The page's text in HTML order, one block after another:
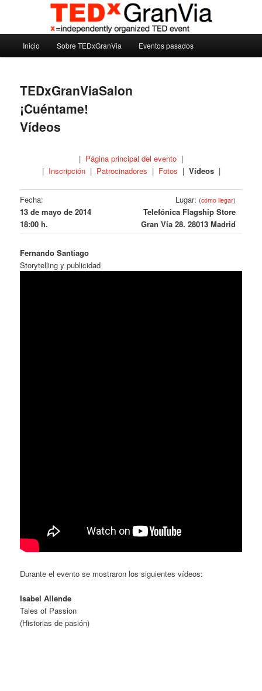
principalTEDxGranVia
Madrid – España – Spain
Inicio Sobre TEDxGranVia Eventos pasados
TEDxGranViaSalon
¡Cuéntame!
Vídeos
| Página principal del evento |
| Inscripción| Patrocinadores | Fotos | Vídeos|
Fecha:
13 de mayo de 2014
18:00 h.
Lugar:(cómo llegar)
Telefónica Flagship Store
Gran Vía 28. 28013 Madrid
Fernando Santiago
Storytelling y publicidad
Durante el evento se mostraron los siguientes vídeos:
Isabel Allende
Tales of Passion
(Historias de pasión)